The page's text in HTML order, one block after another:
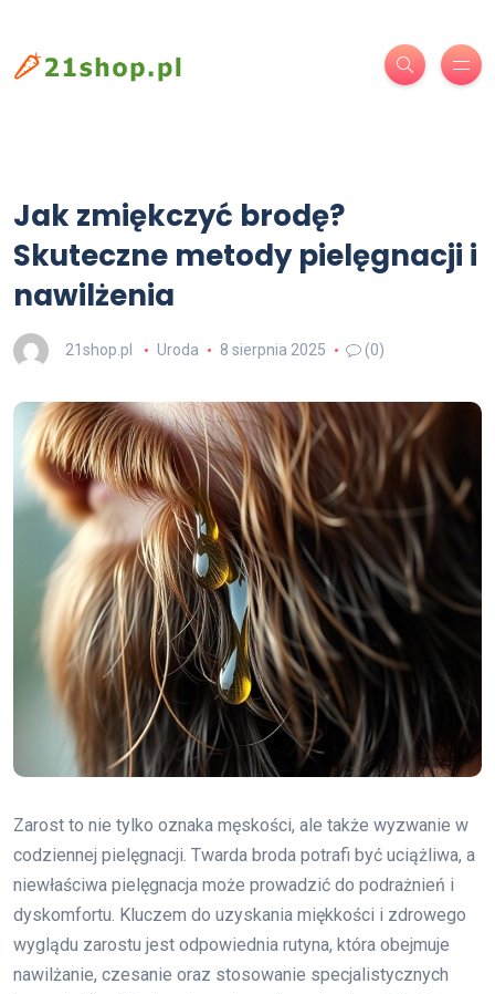
Jak zmiękczyć brodę?
Skuteczne metody pielęgnacji i
nawilżenia
21shop.pl Uroda 8 sierpnia 2025 (0)
Zarost to nie tylko oznaka męskości, ale także wyzwanie w
codziennej pielęgnacji. Twarda broda potrafi być uciążliwa, a
niewłaściwa pielęgnacja może prowadzić do podrażnień i
dyskomfortu. Kluczem do uzyskania miękkości i zdrowego
wyglądu zarostu jest odpowiednia rutyna, która obejmuje
nawilżanie, czesanie oraz stosowanie specjalistycznych